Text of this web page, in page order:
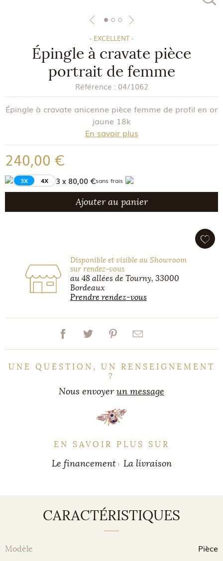
- EXCELLENT -
Épingle à cravate pièce
portrait de femme
Référence : 04/1062
Épingle à cravate anicenne pièce femme de profil en or
jaune 18k
En savoir plus
240,00 €
3X 4X 3 x 80,00 €sans frais
Ajouter au panier
Disponible et visible au Showroom
sur rendez-vous
au 48 allées de Tourny, 33000
Bordeaux
Prendre rendez-vous
UNE QUESTION, UN RENSEIGNEMENT
?
Nous envoyerun message
EN SAVOIR PLUS SUR
Le financement La livraison
CARACTÉRISTIQUES
Modèle Pièce